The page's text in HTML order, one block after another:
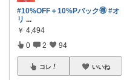
#10%OFF＋10%Pバック🉐 #オ
リ ...
￥ 4,494
0 2 94
コレ いいね